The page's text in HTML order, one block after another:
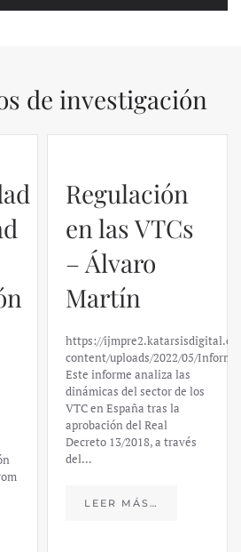
de investigación
Regulación
en las VTCs
– Álvaro
Martín
https://
content/uploads/2022/05/
Este informe analiza las
dinámicas del sector de los
VTC en España tras la
aprobación del Real
Decreto 13/2018, a través
del…
LEER MÁS…